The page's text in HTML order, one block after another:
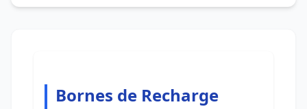
Bornes de Recharge